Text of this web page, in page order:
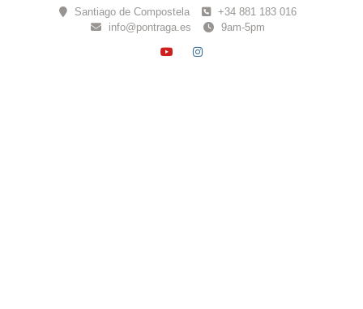
Santiago de Compostela
+34 881 183 016
info@pontraga.es
9am-5pm
YOUTUBE
INSTAGRAM